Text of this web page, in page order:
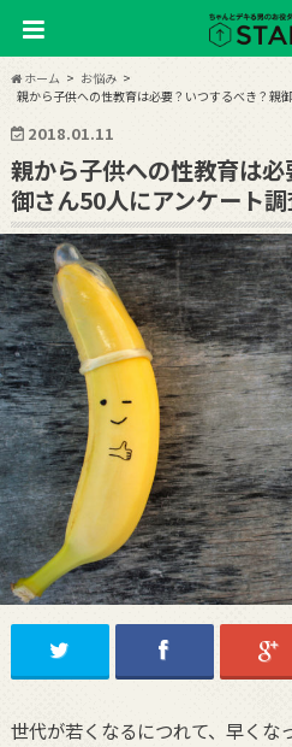
ホーム
お悩み
親から子供への性教育は必要？いつするべき？親
2018.01.11
親から子供への性教育は
御さん50人にアンケート調
世代が若くなるにつれて、早くな